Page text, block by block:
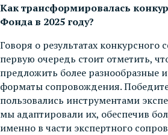
Как трансформировалась
Фонда в 2025 году?
Говоря о результатах конкурсного
первую очередь стоит отметить,
предложить более разнообразные
форматы сопровождения.
пользовались инструментами
мы адаптировали их, обеспечив
именно в части экспертного